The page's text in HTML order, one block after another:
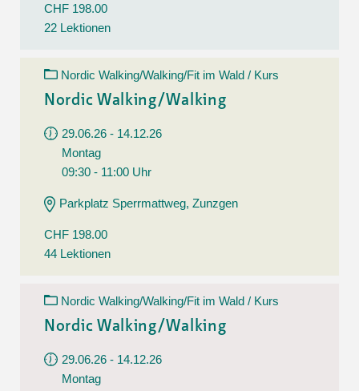
CHF 198.00
22 Lektionen
Nordic Walking/Walking/Fit im Wald / Kurs
Nordic Walking/Walking
29.06.26 - 14.12.26
Montag
09:30 - 11:00 Uhr
Parkplatz Sperrmattweg, Zunzgen
CHF 198.00
44 Lektionen
Nordic Walking/Walking/Fit im Wald / Kurs
Nordic Walking/Walking
29.06.26 - 14.12.26
Montag